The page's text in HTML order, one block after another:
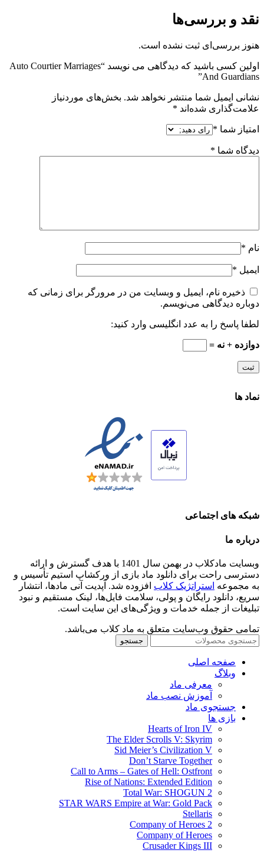
نقد و بررسی‌ها
هنوز بررسی‌ای ثبت نشده است.
اولین کسی باشید که دیدگاهی می نویسد “Auto Courtier Marriages
And Guardians”
نشانی ایمیل شما منتشر نخواهد شد. بخش‌های موردنیاز
علامت‌گذاری شده‌اند *
امتیاز شما *
دیدگاه شما *
نام *
ایمیل *
ذخیره نام، ایمیل و وبسایت من در مرورگر برای زمانی که
دوباره دیدگاهی می‌نویسم.
لطفا پاسخ را به عدد انگلیسی وارد کنید:
دوازده + نه =
نماد ها
شبکه های اجتماعی
درباره ما
وبسایت مادکلاب در بهمن سال 1401 با هدف گسترش و ارائه
دسترسی راحت برای دانلود ماد بازی از ورکشاپ استیم تأسیس و
به مجموعه استراتژیک کلاب افزوده شد. آپدیت آنی مادها، انتشار
سریع، دانلود رایگان و پولی، سلامت فایل‌ها، لینک مستقیم و نبود
تبلیغات از جمله خدمات و ویژگی‌های این سایت است.
تمامی حقوق وب‌سایت متعلق به ماد کلاب می‌باشد.
جستجو
صفحه اصلی
وبلاگ
معرفی ماد
آموزش نصب ماد
جستجوی ماد
بازی ها
Hearts of Iron IV
The Elder Scrolls V: Skyrim
Sid Meier’s Civilization V
Don’t Starve Together
Call to Arms – Gates of Hell: Ostfront
Rise of Nations: Extended Edition
Total War: SHOGUN 2
STAR WARS Empire at War: Gold Pack
Stellaris
Company of Heroes 2
Company of Heroes
Crusader Kings III